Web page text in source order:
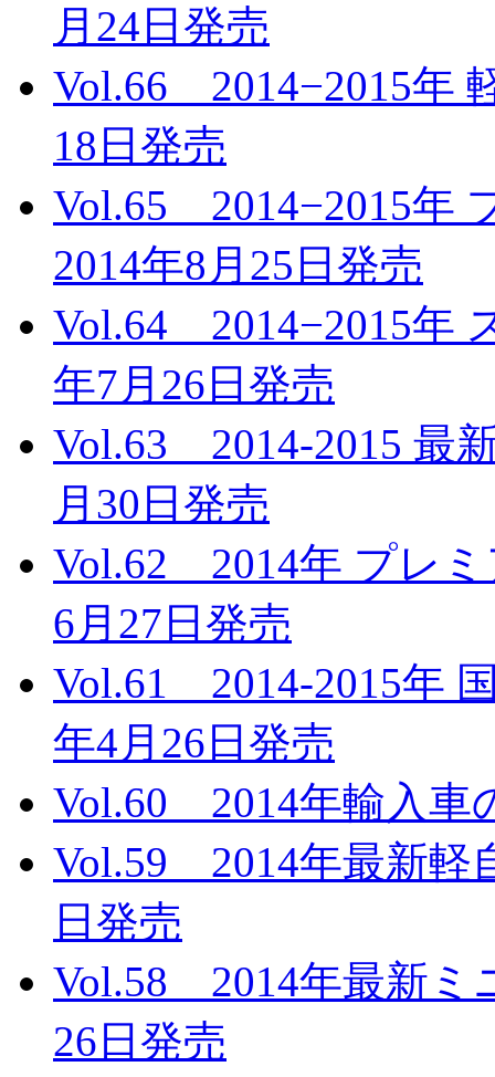
月24日発売
Vol.66 2014−2015年
18日発売
Vol.65 2014−2015年
2014年8月25日発売
Vol.64 2014−2015年
年7月26日発売
Vol.63 2014-2015 最
月30日発売
Vol.62 2014年 プレ
6月27日発売
Vol.61 2014-2015年
年4月26日発売
Vol.60 2014年輸入車
Vol.59 2014年最新軽
日発売
Vol.58 2014年最新ミ
26日発売